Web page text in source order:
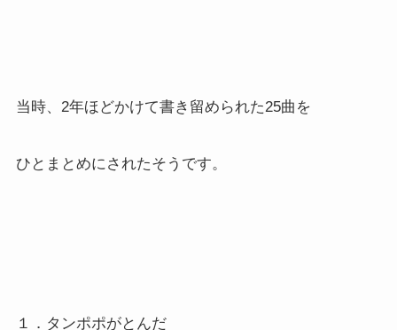
当時、2年ほどかけて書き留められた25曲を
ひとまとめにされたそうです。
１．タンポポがとんだ